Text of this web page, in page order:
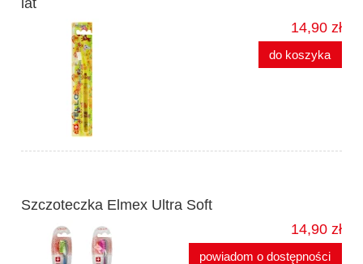
14,90 zł
do koszyka
Szczoteczka Elmex Ultra Soft
14,90 zł
powiadom o dostępności